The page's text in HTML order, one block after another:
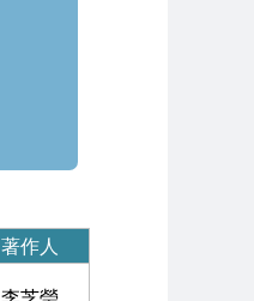
著作人